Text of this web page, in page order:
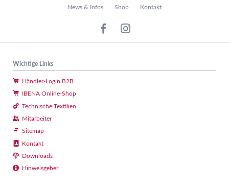
News & Infos Shop Kontakt
Wichtige Links
Händler-Login B2B
IBENA Online-Shop
Technische Textilien
Mitarbeiter
Sitemap
Kontakt
Downloads
Hinweisgeber